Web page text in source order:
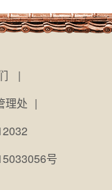
|
理处 |
号